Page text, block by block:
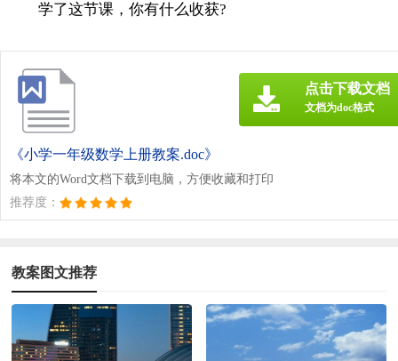
学了这节课，你有什么收获?
《小学一年级数学上册教案.doc》
将本文的Word文档下载到电脑，方便收藏和打印
推荐度：
点击下载文档
文档为doc格式
教案图文推荐